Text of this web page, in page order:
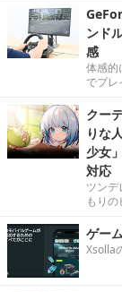
ンド
感
体感的
でプレ
クー
りな
少女
対応
ツンデ
もりの
ゲー
Xsolla